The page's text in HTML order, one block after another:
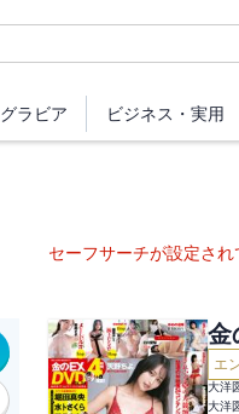
グラビア ビジネス ・実用
セーフサーチが設定され
金
エ
大洋
大洋